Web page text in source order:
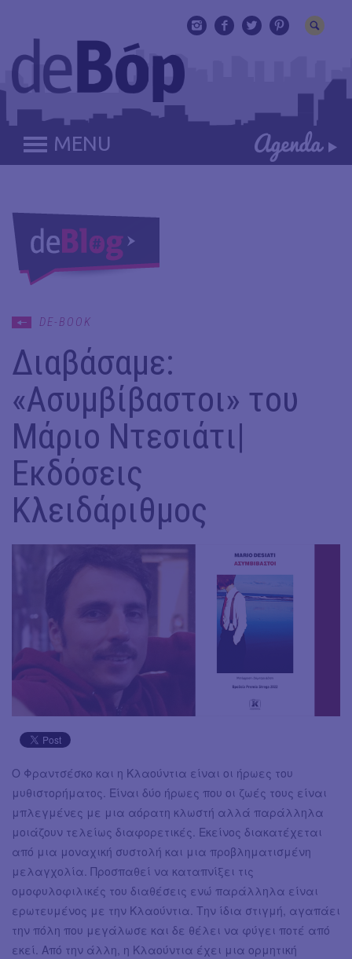
MENU
DE-BOOK
Διαβάσαμε:
«Ασυμβίβαστοι» του
Μάριο Ντεσιάτι|
Εκδόσεις
Κλειδάριθμος
Ο Φραντσέσκο και η Κλαούντια είναι οι ήρωες του
μυθιστορήματος. Είναι δύο ήρωες που οι ζωές τους είναι
μπλεγμένες με μια αόρατη κλωστή αλλά παράλληλα
μοιάζουν τελείως διαφορετικές. Εκείνος διακατέχεται
από μια μοναχική συστολή και μια προβληματισμένη
μελαγχολία. Προσπαθεί να καταπνίξει τις
ομοφυλοφιλικές του διαθέσεις ενώ παράλληλα είναι
ερωτευμένος με την Κλαούντια. Την ίδια στιγμή, αγαπάει
την πόλη που μεγάλωσε και δε θέλει να φύγει ποτέ από
εκεί. Από την άλλη, η Κλαούντια έχει μια ορμητική